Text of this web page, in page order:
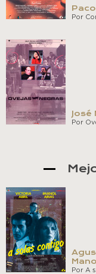
Por
José
Por
Por A